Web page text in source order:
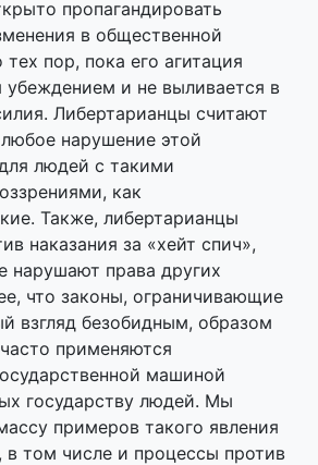
пропагандировать
в общественной
пор, пока его агитация
убеждением и не выливается в
Либертарианцы считают
нарушение этой
людей с такими
как
Также, либертарианцы
наказания за «хейт спич»,
нарушают права других
что законы, ограничивающие
взгляд безобидным, образом
применяются
машиной
государству людей. Мы
примеров такого явления
в том числе и процессы против